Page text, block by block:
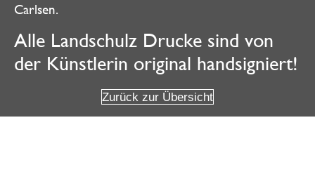
Carlsen.
Alle Landschulz Drucke sind von
der Künstlerin original handsigniert!
Zurück zur Übersicht